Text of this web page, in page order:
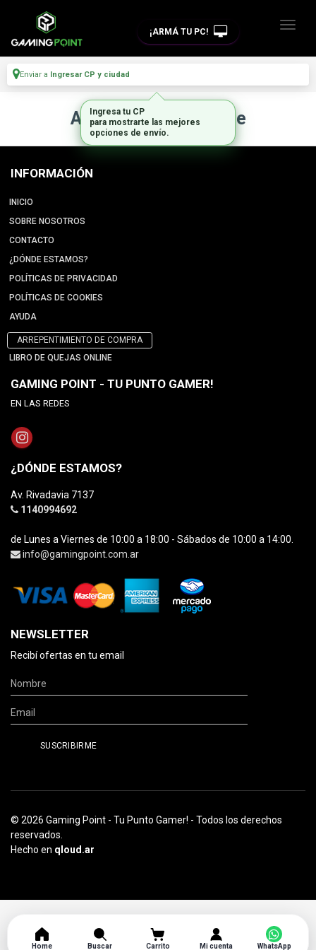
¡ARMÁ TU PC!
Enviar a Ingresar CP y ciudad
Artículo no disponible
INFORMACIÓN
INICIO
SOBRE NOSOTROS
CONTACTO
¿DÓNDE ESTAMOS?
POLÍTICAS DE PRIVACIDAD
POLÍTICAS DE COOKIES
AYUDA
ARREPENTIMIENTO DE COMPRA
LIBRO DE QUEJAS ONLINE
GAMING POINT - TU PUNTO GAMER!
EN LAS REDES
¿DÓNDE ESTAMOS?
Av. Rivadavia 7137
1140994692
de Lunes a Viernes de 10:00 a 18:00 - Sábados de 10:00 a 14:00.
info@gamingpoint.com.ar
NEWSLETTER
Recibí ofertas en tu email
© 2026 Gaming Point - Tu Punto Gamer! - Todos los derechos
reservados.
Hecho en qloud.ar
Home Buscar Carrito Mi cuenta
Ingresa tu CP
para mostrarte las mejores
opciones de envío.